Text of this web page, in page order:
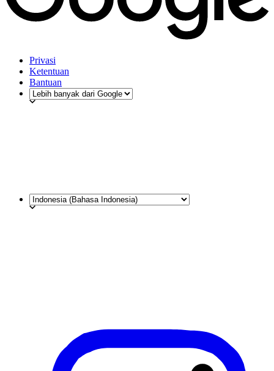
Privasi
Ketentuan
Bantuan